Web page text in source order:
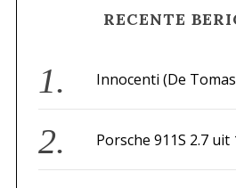
f
o
:
RECENTE
Innocenti (De
Porsche 911S 2.7 uit